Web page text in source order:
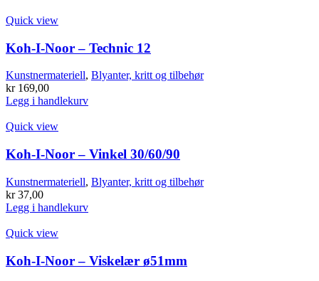
Quick view
Koh-I-Noor – Technic 12
Kunstnermateriell, Blyanter, kritt og tilbehør
kr169,00
Legg i handlekurv
Quick view
Koh-I-Noor – Vinkel 30/60/90
Kunstnermateriell, Blyanter, kritt og tilbehør
kr37,00
Legg i handlekurv
Quick view
Koh-I-Noor – Viskelær ø51mm